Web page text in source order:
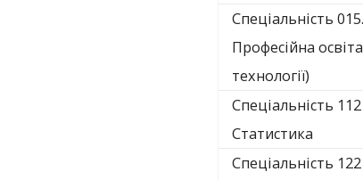
Спеціальність
Професійна
технології)
Спеціальність 112
Статистика
Спеціальність 122